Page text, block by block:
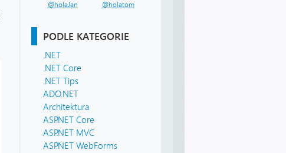
@holaJan
@holatom
PODLE KATEGORIE
.NET
.NET Core
.NET Tips
ADO.NET
Architektura
ASP.NET Core
ASP.NET MVC
ASP.NET WebForms